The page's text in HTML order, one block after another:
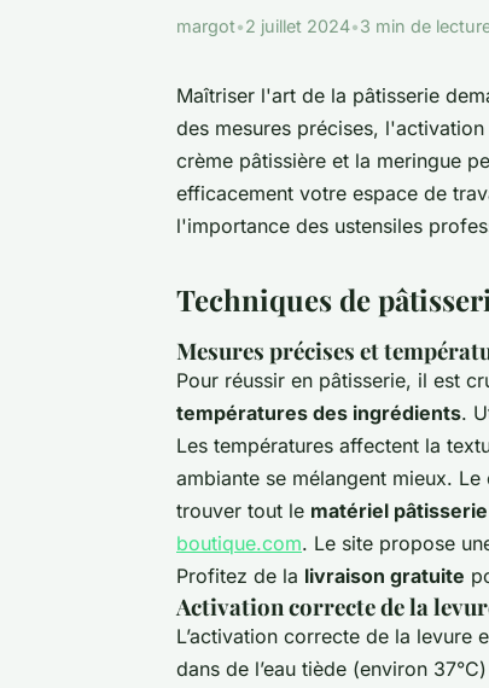
margot•2 juillet 2024•3 min de
Maîtriser l'art de la pâtisserie
des mesures précises,
crème pâtissière et la meringue
efficacement votre espace de
l'importance des ustensiles
Techniques de
Mesures précises et
Pour réussir en pâtisserie, il est
températures des ingrédients.
Les températures affectent la
ambiante se mélangent mieux.
trouver tout le matériel
boutique.com. Le site propose
Profitez de la livraison gratuite
Activation correcte de la
L’activation correcte de la levure
dans de l’eau tiède (environ